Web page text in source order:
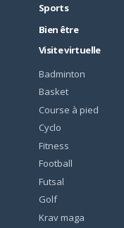
Sports
Bien être
Visite virtuelle
Badminton
Basket
Course à pied
Cyclo
Fitness
Football
Futsal
Golf
Krav maga